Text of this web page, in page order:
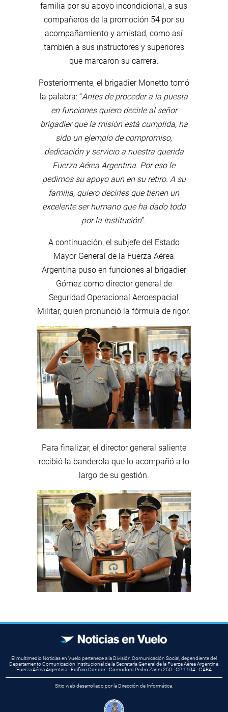
familia por su apoyo incondicional, a sus
compañeros de la promoción 54 por su
acompañamiento y amistad, como así
también a sus instructores y superiores
que marcaron su carrera.
Posteriormente, el brigadier Monetto tomó
la palabra: “Antes de proceder a la puesta
en funciones quiero decirle al señor
brigadier que la misión está cumplida, ha
sido un ejemplo de compromiso,
dedicación y servicio a nuestra querida
Fuerza Aérea Argentina. Por eso le
pedimos su apoyo aun en su retiro. A su
familia, quiero decirles que tienen un
excelente ser humano que ha dado todo
por la Institución”.
A continuación, el subjefe del Estado
Mayor General de la Fuerza Aérea
Argentina puso en funciones al brigadier
Gómez como director general de
Seguridad Operacional Aeroespacial
Militar, quien pronunció la fórmula de rigor.
Para finalizar, el director general saliente
recibió la banderola que lo acompañó a lo
largo de su gestión.
El multimedio Noticias en Vuelo pertenece a la División Comunicación Social, dependiente del
Departamento Comunicación Institucional de la Secretaría General de la Fuerza Aérea Argentina.
Fuerza Aérea Argentina - Edificio Condor - Comodoro Pedro Zanni 250 - CP 1104 - CABA
Sitio web desarrollado por la Dirección de Informática.